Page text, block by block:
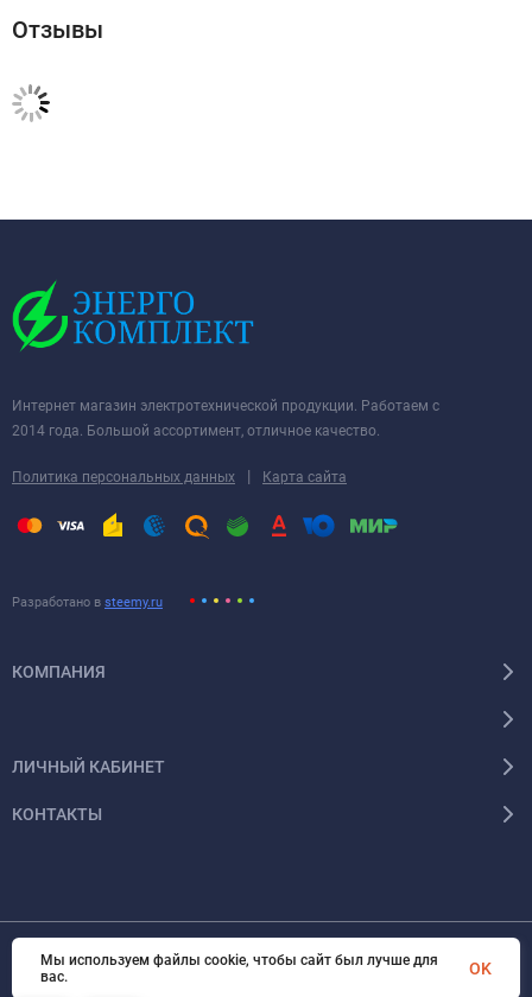
Отзывы
Интернет магазин электротехнической продукции. Работаем с
2014 года. Большой ассортимент, отличное качество.
Политика персональных данных | Карта сайта
Разработано в steemy.ru
КОМПАНИЯ
ЛИЧНЫЙ КАБИНЕТ
КОНТАКТЫ
© 2026 Энергокомплект Крым. Все права защищены
Мы используем файлы cookie, чтобы сайт был лучше для
вас.
OK